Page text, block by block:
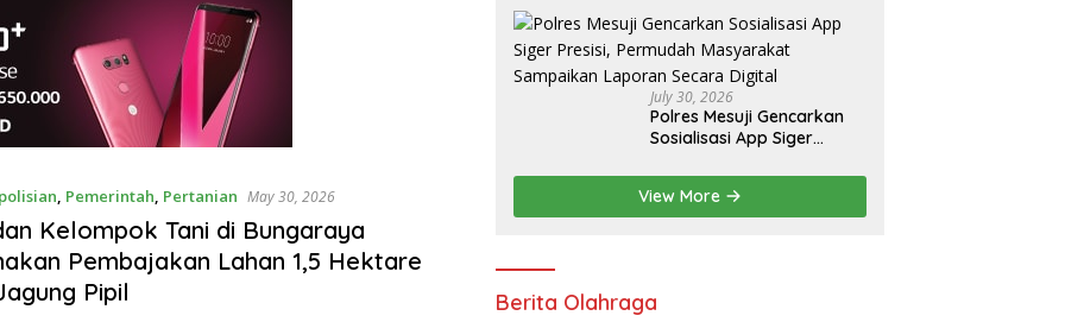
, Pemerintah, Pertanian May 30, 2026
Kelompok Tani di Bungaraya
Pembajakan Lahan 1,5 Hektare
Pipil
Terbuka di SMAN 1 Babelan
July 30, 2026
Polres Mesuji Gencarkan
Sosialisasi App Siger
Masyarakat Sampaikan
Laporan Secara Digital
View More
Berita Olahraga